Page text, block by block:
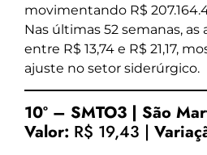
movimentando R$
Nas últimas 52 semanas, as
entre R$ 13,74 e R$ 21,17,
ajuste no setor siderúrgico.
10º – SMTO3 | São
Valor: R$ 19,43 |